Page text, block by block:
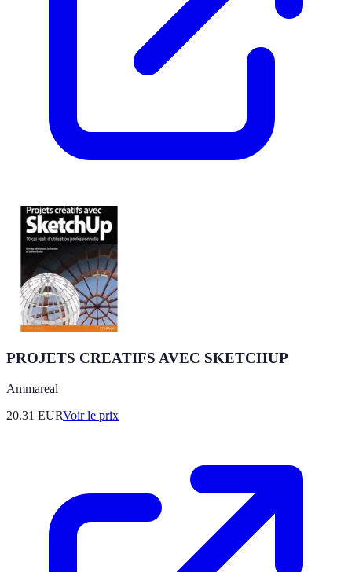
PROJETS CREATIFS AVEC SKETCHUP
Ammareal
20.31 EURVoir le prix